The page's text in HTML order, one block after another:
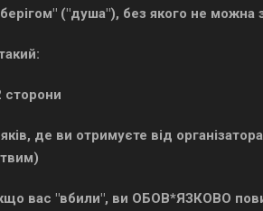
("душа"), без якого не можна
сторони
де ви отримуєте від
вас "вбили", ви ОБОВ*ЯЗКОВО